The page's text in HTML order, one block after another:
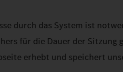
durch das System ist
für die Dauer der
erhebt und speichert